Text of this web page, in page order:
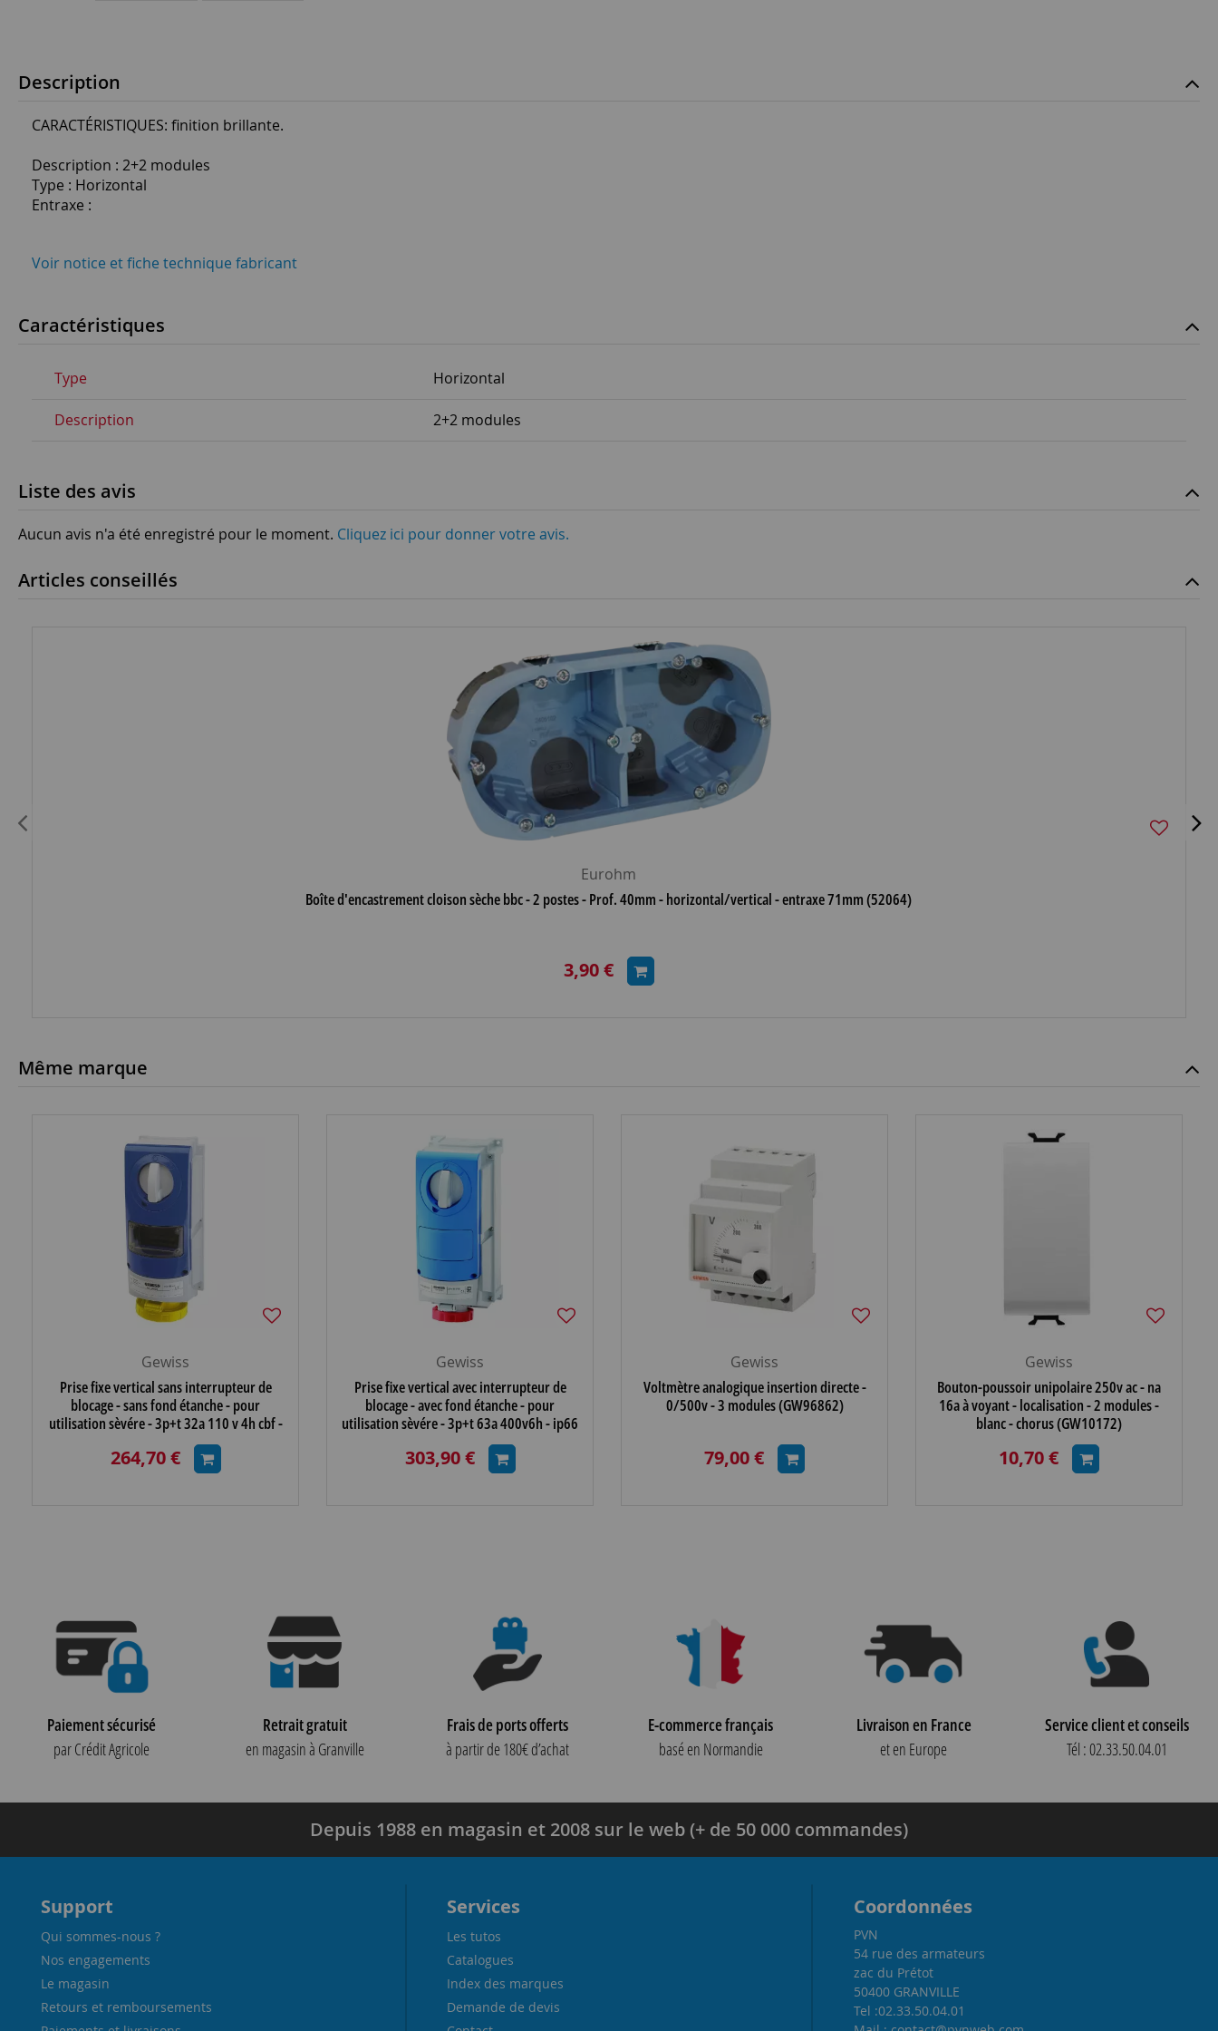
Description
CARACTÉRISTIQUES: finition brillante.
Description : 2+2 modules
Type : Horizontal
Entraxe :
Voir notice et fiche technique fabricant
Caractéristiques
Type Horizontal
Description 2+2 modules
Liste des avis
Aucun avis n'a été enregistré pour le moment. Cliquez ici pour donner votre avis.
Articles conseillés
Eurohm
Boîte d'encastrement cloison sèche bbc - 2 postes - Prof. 40mm - horizontal/vertical - entraxe 71mm (52064)
3,90 €
Même marque
Gewiss
Prise fixe vertical sans interrupteur de
blocage - sans fond étanche - pour
utilisation sèvére - 3p+t 32a 110 v 4h cbf -
264,70 €
Gewiss
Prise fixe vertical avec interrupteur de
blocage - avec fond étanche - pour
utilisation sèvére - 3p+t 63a 400v6h - ip66
(GW66531
303,90 €
Gewiss
Voltmètre analogique insertion directe -
0/500v - 3 modules (GW96862)
79,00 €
Gewiss
Bouton-poussoir unipolaire 250v ac - na
16a à voyant - localisation - 2 modules -
blanc - chorus (GW10172)
10,70 €
Paiement sécurisé
par Crédit Agricole
Retrait gratuit
en magasin à Granville
Frais de ports offerts
à partir de 180€ d’achat
E-commerce français
basé en Normandie
Livraison en France
et en Europe
Service client et conseils
Tél : 02.33.50.04.01
Depuis 1988 en magasin et 2008 sur le web (+ de 50 000 commandes)
Support
Qui sommes-nous ?
Nos engagements
Le magasin
Retours et remboursements
Services
Les tutos
Catalogues
Index des marques
Demande de devis
Coordonnées
PVN
54 rue des armateurs
zac du Prétot
50400 GRANVILLE
Tel :02.33.50.04.01